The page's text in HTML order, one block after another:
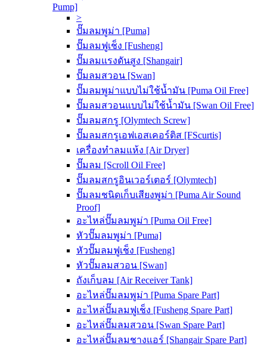
Pump]
>
ปั๊มลมพูม่า [Puma]
ปั๊มลมฟูเช็ง [Fusheng]
ปั๊มลมแรงดันสูง [Shangair]
ปั๊มลมสวอน [Swan]
ปั๊มลมพูม่าแบบไม่ใช้น้ำมัน [Puma Oil Free]
ปั๊มลมสวอนแบบไม่ใช้น้ำมัน [Swan Oil Free]
ปั๊มลมสกรู [Olymtech Screw]
ปั๊มลมสกรูเอฟเอสเคอร์ติส [FScurtis]
เครื่องทำลมแห้ง [Air Dryer]
ปั๊มลม [Scroll Oil Free]
ปั๊มลมสกรูอินเวอร์เตอร์ [Olymtech]
ปั๊มลมชนิดเก็บเสียงพูม่า [Puma Air Sound
Proof]
อะไหล่ปั๊มลมพูม่า [Puma Oil Free]
หัวปั๊มลมพูม่า [Puma]
หัวปั๊มลมฟูเช็ง [Fusheng]
หัวปั๊มลมสวอน [Swan]
ถังเก็บลม [Air Receiver Tank]
อะไหล่ปั๊มลมพูม่า [Puma Spare Part]
อะไหล่ปั๊มลมฟูเช็ง [Fusheng Spare Part]
อะไหล่ปั๊มลมสวอน [Swan Spare Part]
อะไหล่ปั๊มลมชางแอร์ [Shangair Spare Part]